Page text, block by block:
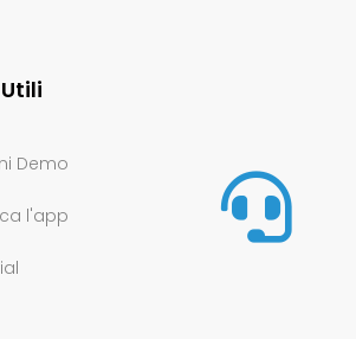
Demo
l'app